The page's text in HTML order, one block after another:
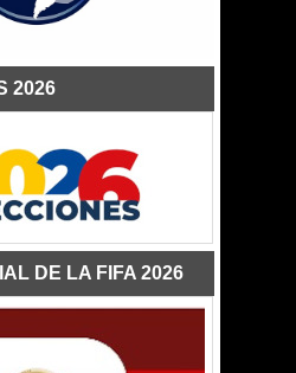
2026
DE LA FIFA 2026